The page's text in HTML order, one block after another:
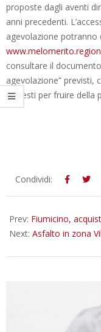
proposte dagli aventi
anni precedenti.
agevolazione
consultare il
agevolazione” previsti,
richiesti per fruire della
2013-
Condividi:
Prev: Fiumicino,
Next: Asfalto in zona